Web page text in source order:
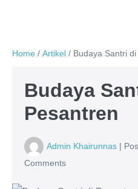
Home / Artikel / Budaya Santri
Budaya
Pesantren
Admin Khairunnas |
Comments